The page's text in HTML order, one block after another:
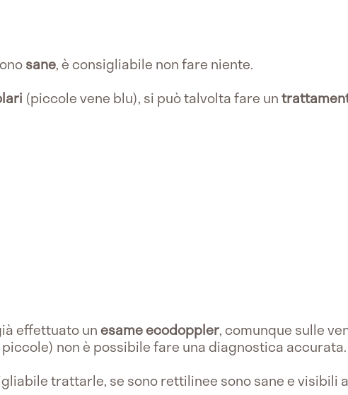
sane, è consigliabile non fare niente.
(piccole vene blu), si può talvolta fare un
effettuato unesame ecodoppler, comunque sulle
non è possibile fare una diagnostica accurata.
trattarle, se sono rettilinee sono sane e visibili